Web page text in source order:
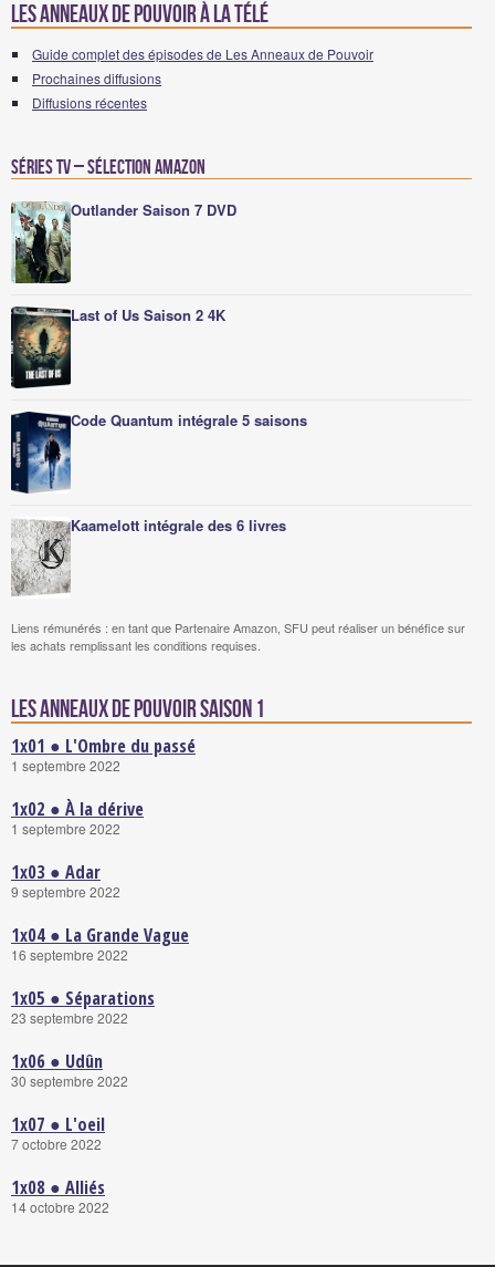
Les Anneaux de Pouvoir à la télé
Guide complet des épisodes de Les Anneaux de Pouvoir
Prochaines diffusions
Diffusions récentes
Séries TV – Sélection Amazon
Outlander Saison 7 DVD
Last of Us Saison 2 4K
Code Quantum intégrale 5 saisons
Kaamelott intégrale des 6 livres
Liens rémunérés : en tant que Partenaire Amazon, SFU peut réaliser un bénéfice sur
les achats remplissant les conditions requises.
Les Anneaux de Pouvoir saison 1
1x01 ● L'Ombre du passé
1 septembre 2022
1x02 ● À la dérive
1 septembre 2022
1x03 ● Adar
9 septembre 2022
1x04 ● La Grande Vague
16 septembre 2022
1x05 ● Séparations
23 septembre 2022
1x06 ● Udûn
30 septembre 2022
1x07 ● L'oeil
7 octobre 2022
1x08 ● Alliés
14 octobre 2022